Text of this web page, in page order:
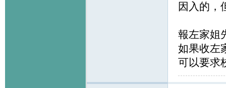
因入的，
報左家姐
如果收左
可以要求